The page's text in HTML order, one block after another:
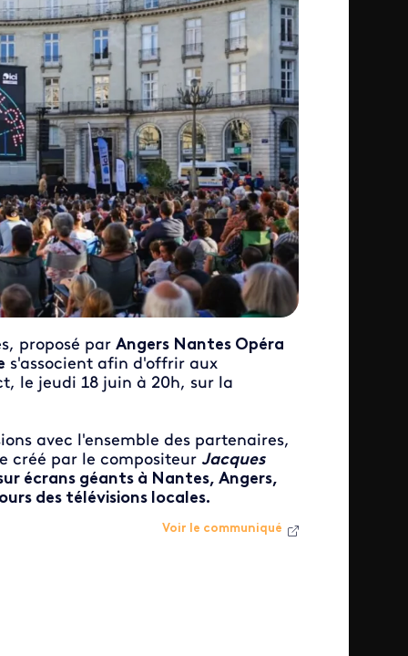
proposé par Angers Nantes Opéra
s'associent afin d'offrir aux
le jeudi 18 juin à 20h, sur la
avec l'ensemble des partenaires,
créé par le compositeur Jacques
écrans géants à Nantes, Angers,
des télévisions locales.
Voir le communiqué